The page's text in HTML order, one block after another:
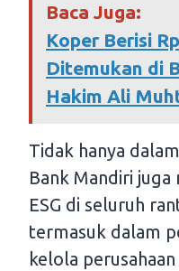
Baca Juga:
Koper Berisi
Ditemukan di
Hakim Ali
Tidak hanya
Bank Mandiri
ESG di seluruh
termasuk dalam
kelola